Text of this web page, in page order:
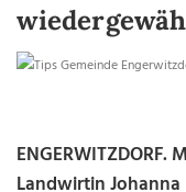
ENGERWITZDORF.
Landwirtin